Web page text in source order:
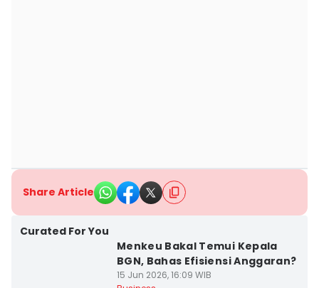
Share Article
Curated For You
Menkeu Bakal Temui Kepala
BGN, Bahas Efisiensi Anggaran?
15 Jun 2026, 16:09 WIB